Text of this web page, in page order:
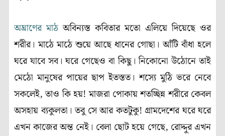
অঘ্রাণের মাঠঅবিন্যস্ত কবিতার মতো এলিয়ে দিয়েছে ওর
শরীর। মাঠে মাঠে শুয়ে আছে ধানের গোছা। আঁটি বাঁধা হলে
ঘরে যাবে সব। ঘরে গেছেও বা কিছু। নিকোনো উঠোনে তাই
মেঠো মানুষের পায়ের ছাপ ইতস্তত। শস্যে মুঠি ভরে নেবে
সকলেই, তাও কি হয়! মাজরা পোকায় শতচ্ছিন্ন শরীরে কেবল
অসহায় ব্যকুলতা। তবু সে আর কতটুকু! গ্রামদেশের ঘরে ঘরে
এখন কাজের অন্ত নেই। বেলা ছোট হয়ে গেছে, রোদ্দুর এখন